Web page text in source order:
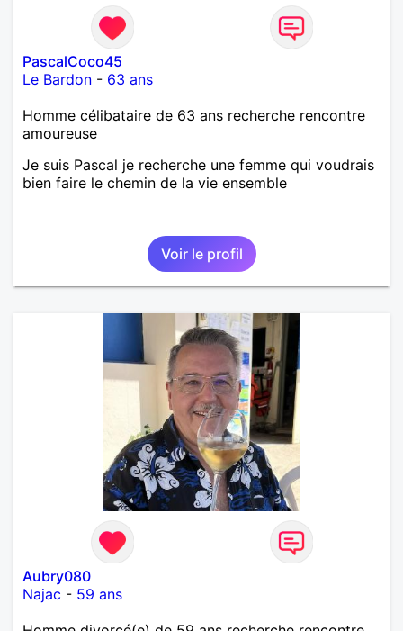
PascalCoco45
Le Bardon - 63 ans
Homme célibataire de 63 ans recherche rencontre
amoureuse
Je suis Pascal je recherche une femme qui voudrais
bien faire le chemin de la vie ensemble
Voir le profil
Aubry080
Najac - 59 ans